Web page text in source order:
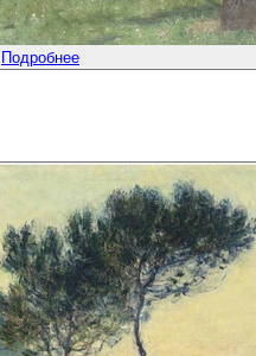
Подробнее